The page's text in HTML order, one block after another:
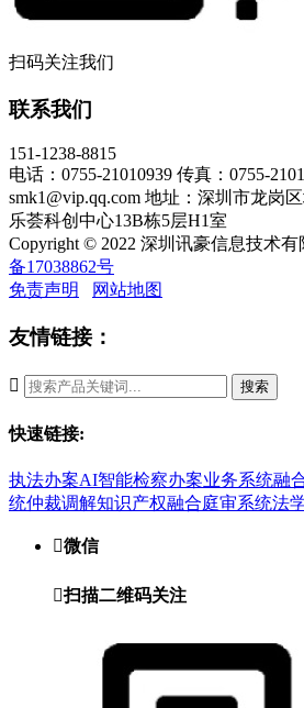
扫码关注我们
联系我们
151-1238-8815
电话：0755-21010939 传真：0755-
smk1@vip.qq.com 地址：深圳市龙岗
乐荟科创中心13B栋5层H1室
Copyright © 2022 深圳讯豪信息技术
备17038862号
免责声明
网站地图
友情链接：
 搜索
快速链接:
执法办案AI智能检察办案业务系统融
统仲裁调解知识产权融合庭审系统法
微信
扫描二维码关注